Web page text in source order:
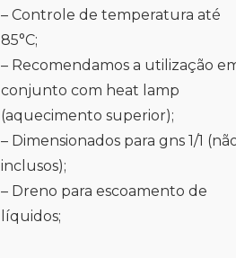
– Controle de temperatura até
85°C;
– Recomendamos a utilização
conjunto com heat lamp
(aquecimento superior);
– Dimensionados para gns 1/1
inclusos);
– Dreno para escoamento de
líquidos;